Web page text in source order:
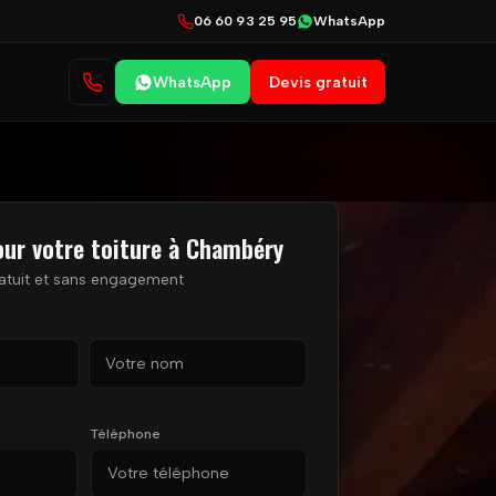
06 60 93 25 95 WhatsApp
WhatsApp Devis gratuit
votre toiture à Chambéry
et sans engagement
Téléphone